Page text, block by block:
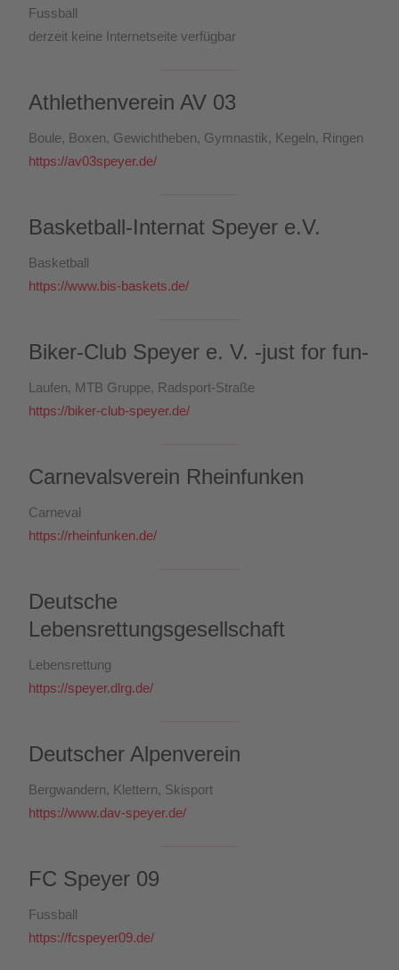
Fussball
derzeit keine Internetseite verfügbar
Athlethenverein AV 03
Boule, Boxen, Gewichtheben, Gymnastik, Kegeln, Ringen
https://av03speyer.de/
Basketball-Internat Speyer e.V.
Basketball
https://www.bis-baskets.de/
Biker-Club Speyer e. V. -just for fun-
Laufen, MTB Gruppe, Radsport-Straße
https://biker-club-speyer.de/
Carnevalsverein Rheinfunken
Carneval
https://rheinfunken.de/
Deutsche
Lebensrettungsgesellschaft
Lebensrettung
https://speyer.dlrg.de/
Deutscher Alpenverein
Bergwandern, Klettern, Skisport
https://www.dav-speyer.de/
FC Speyer 09
Fussball
https://fcspeyer09.de/